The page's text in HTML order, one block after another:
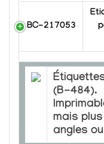
BC-217053
(B-484).
mais
angles